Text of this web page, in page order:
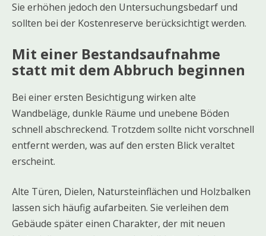
Sie erhöhen jedoch den Untersuchungsbedarf und
sollten bei der Kostenreserve berücksichtigt werden.
Mit einer Bestandsaufnahme
statt mit dem Abbruch beginnen
Bei einer ersten Besichtigung wirken alte
Wandbeläge, dunkle Räume und unebene Böden
schnell abschreckend. Trotzdem sollte nicht vorschnell
entfernt werden, was auf den ersten Blick veraltet
erscheint.
Alte Türen, Dielen, Natursteinflächen und Holzbalken
lassen sich häufig aufarbeiten. Sie verleihen dem
Gebäude später einen Charakter, der mit neuen